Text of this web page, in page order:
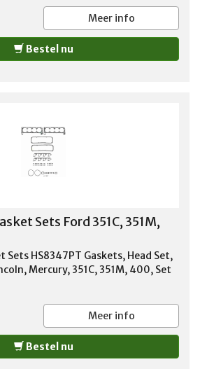
Meer info
Bestel nu
Sets Ford 351C, 351M,
Sets HS8347PT Gaskets, Head Set,
Mercury, 351C, 351M, 400, Set
Meer info
Bestel nu